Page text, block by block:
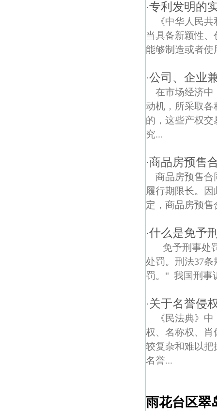
·专利发明的
《中华人民
当具备新颖性
能够制造或者使
·公司、企业
在市场经济中
动机，所采取各
的，这些产权交
究...
·商品房预售
商品房预售合
履行期限长。
定，商品房预
·什么是免予
免予刑事处
处罚。刑法37
罚。" 我国刑事
·关于名誉侵
《民法典》
权、名称权、肖
较复杂和难以把
名誉...
雨花台区翠